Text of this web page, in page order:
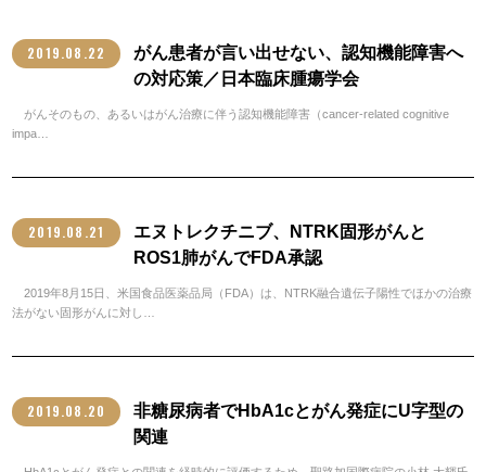
2019.08.22
がん患者が言い出せない、認知機能障害へ
の対応策／日本臨床腫瘍学会
がんそのもの、あるいはがん治療に伴う認知機能障害（cancer-related cognitive
impa…
2019.08.21
エヌトレクチニブ、NTRK固形がんと
ROS1肺がんでFDA承認
2019年8月15日、米国食品医薬品局（FDA）は、NTRK融合遺伝子陽性でほかの治療
法がない固形がんに対し…
2019.08.20
非糖尿病者でHbA1cとがん発症にU字型の
関連